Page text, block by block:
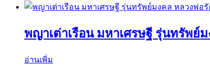
พญาเต่าเรือน มหาเศรษฐี รุ่นทรัพย์
อ่านเพิ่ม